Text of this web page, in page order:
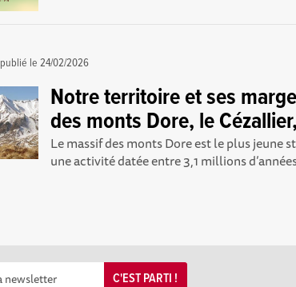
publié le24/02/2026
Notre territoire et ses
des monts Dore, le
Le massif des monts Dore est le plus jeune
une activité datée entre 3,1 millions
C'EST PARTI !